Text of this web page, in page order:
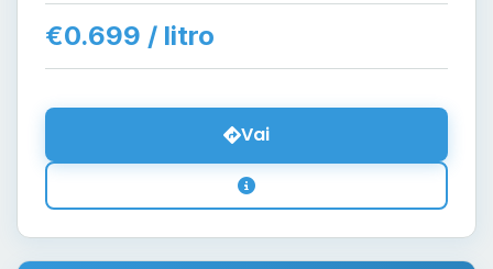
€0.699 / litro
Vai